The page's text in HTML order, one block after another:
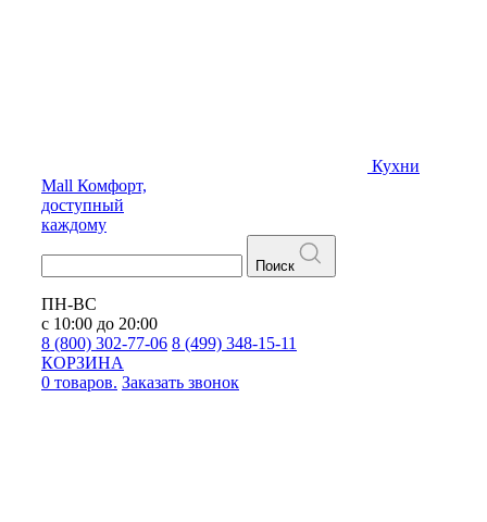
Кухни
Mall Комфорт,
доступный
каждому
Поиск
ПН-ВС
с 10:00 до 20:00
8 (800) 302-77-06 8 (499) 348-15-11
КОРЗИНА
0 товаров. Заказать звонок